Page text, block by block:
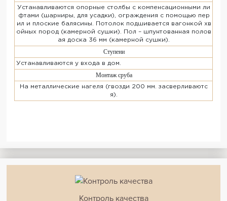
Устанавливаются опорные столбы с компенсационными ли
фтами (шарниры, для усадки), ограждения с помощью пер
ил и плоские балясины. Потолок подшивается вагонкой хв
ойных пород (камерной сушки). Пол – шпунтованная полов
ая доска 36 мм (камерной сушки).
Ступени
Устанавливаются у входа в дом.
Монтаж сруба
На металлические нагеля (гвозди 200 мм. засверливаютс
я).
Контроль качества